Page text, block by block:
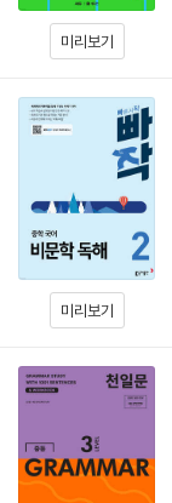
미리보기
미리보기